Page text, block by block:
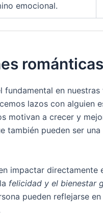
emocional.
románticas
en
lazos con alguien
motivan a crecer y
también pueden ser
impactar directamente
felicidad y el bienestar
pueden reflejarse